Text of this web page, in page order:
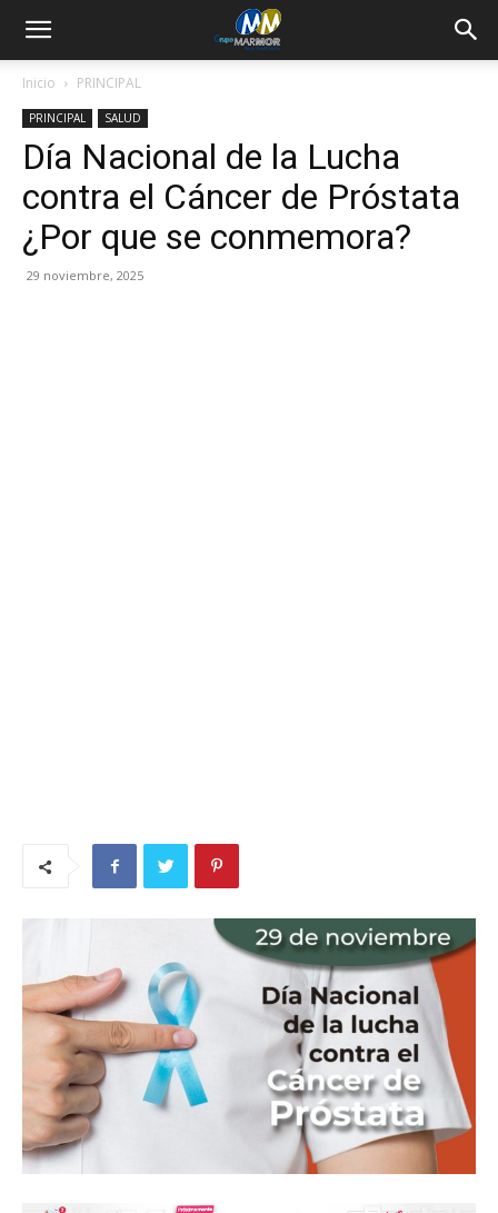
Inicio PRINCIPAL
PRINCIPAL SALUD
Día Nacional de la Lucha
contra el Cáncer de Próstata
¿Por que se conmemora?
29 noviembre, 2025